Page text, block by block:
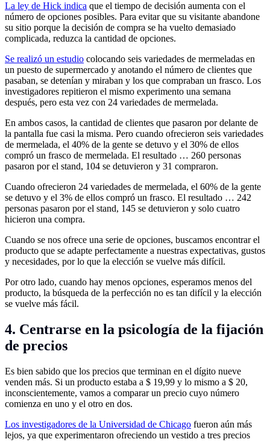
La ley de Hick indica que el tiempo de decisión aumenta con el
número de opciones posibles. Para evitar que su visitante abandone
su sitio porque la decisión de compra se ha vuelto demasiado
complicada, reduzca la cantidad de opciones.
Se realizó un estudio colocando seis variedades de mermeladas en
un puesto de supermercado y anotando el número de clientes que
pasaban, se detenían y miraban y los que compraban un frasco. Los
investigadores repitieron el mismo experimento una semana
después, pero esta vez con 24 variedades de mermelada.
En ambos casos, la cantidad de clientes que pasaron por delante de
la pantalla fue casi la misma. Pero cuando ofrecieron seis variedades
de mermelada, el 40% de la gente se detuvo y el 30% de ellos
compró un frasco de mermelada. El resultado … 260 personas
pasaron por el stand, 104 se detuvieron y 31 compraron.
Cuando ofrecieron 24 variedades de mermelada, el 60% de la gente
se detuvo y el 3% de ellos compró un frasco. El resultado … 242
personas pasaron por el stand, 145 se detuvieron y solo cuatro
hicieron una compra.
Cuando se nos ofrece una serie de opciones, buscamos encontrar el
producto que se adapte perfectamente a nuestras expectativas, gustos
y necesidades, por lo que la elección se vuelve más difícil.
Por otro lado, cuando hay menos opciones, esperamos menos del
producto, la búsqueda de la perfección no es tan difícil y la elección
se vuelve más fácil.
4. Centrarse en la psicología de la fijación
de precios
Es bien sabido que los precios que terminan en el dígito nueve
venden más. Si un producto estaba a $ 19,99 y lo mismo a $ 20,
inconscientemente, vamos a comparar un precio cuyo número
comienza en uno y el otro en dos.
Los investigadores de la Universidad de Chicago fueron aún más
lejos, ya que experimentaron ofreciendo un vestido a tres precios